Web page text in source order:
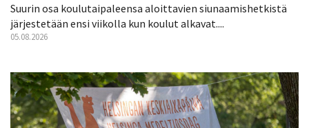
Suurin osa koulutaipaleensa aloittavien siunaamishetkistä
järjestetään ensi viikolla kun koulut alkavat....
05.08.2026